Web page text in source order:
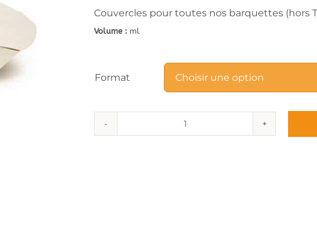
prix :
à
Couvercles pour toutes nos barquettes (hors
Volume : ml
Format